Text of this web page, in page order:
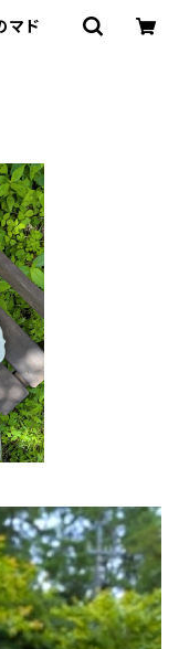
マド